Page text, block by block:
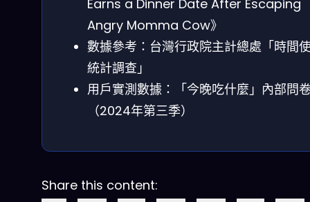
Earns a Dinner Date After Escaping
Angry Momma Cow》
數據參考：台灣行政院主計總處「時間
統計調查」
用戶實測數據：「今晚吃什麼」內部問
（2024年第三季）
Share this content: